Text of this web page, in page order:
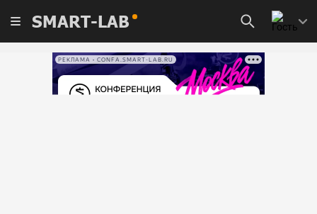
SMART-LAB
РЕКЛАМА • CONFA.SMART-LAB.RU